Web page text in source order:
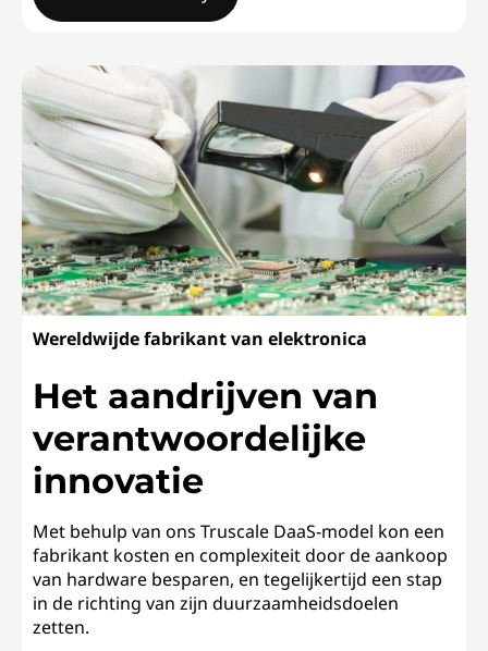
Wereldwijde fabrikant van elektronica
Het aandrijven van
verantwoordelijke
innovatie
Met behulp van ons Truscale DaaS-model kon een
fabrikant kosten en complexiteit door de aankoop
van hardware besparen, en tegelijkertijd een stap
in de richting van zijn duurzaamheidsdoelen
zetten.